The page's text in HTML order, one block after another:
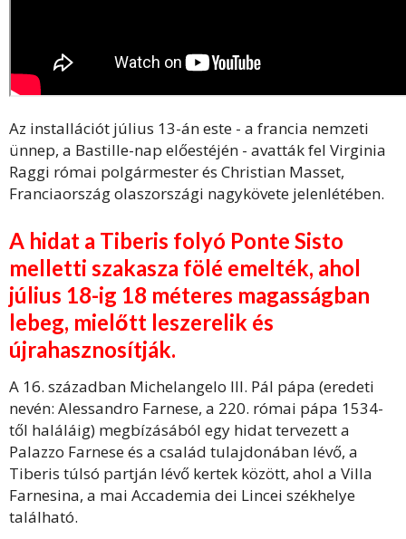
Az installációt július 13-án este - a francia nemzeti
ünnep, a Bastille-nap előestéjén - avatták fel Virginia
Raggi római polgármester és Christian Masset,
Franciaország olaszországi nagykövete jelenlétében.
A hidat a Tiberis folyó Ponte Sisto
melletti szakasza fölé emelték, ahol
július 18-ig 18 méteres magasságban
lebeg, mielőtt leszerelik és
újrahasznosítják.
A 16. században Michelangelo III. Pál pápa (eredeti
nevén: Alessandro Farnese, a 220. római pápa 1534-
től haláláig) megbízásából egy hidat tervezett a
Palazzo Farnese és a család tulajdonában lévő, a
Tiberis túlsó partján lévő kertek között, ahol a Villa
Farnesina, a mai Accademia dei Lincei székhelye
található.